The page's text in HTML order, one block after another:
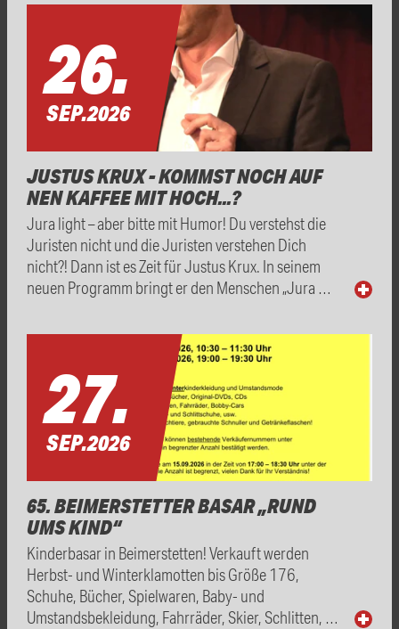
26.
SEP.2026
JUSTUS KRUX - KOMMST NOCH AUF
NEN KAFFEE MIT HOCH...?
Jura light – aber bitte mit Humor! Du verstehst die
Juristen nicht und die Juristen verstehen Dich
nicht?! Dann ist es Zeit für Justus Krux. In seinem
neuen Programm bringt er den Menschen „Jura …
27.
SEP.2026
65. BEIMERSTETTER BASAR „RUND
UMS KIND“
Kinderbasar in Beimerstetten! Verkauft werden
Herbst- und Winterklamotten bis Größe 176,
Schuhe, Bücher, Spielwaren, Baby- und
Umstandsbekleidung, Fahrräder, Skier, Schlitten, …